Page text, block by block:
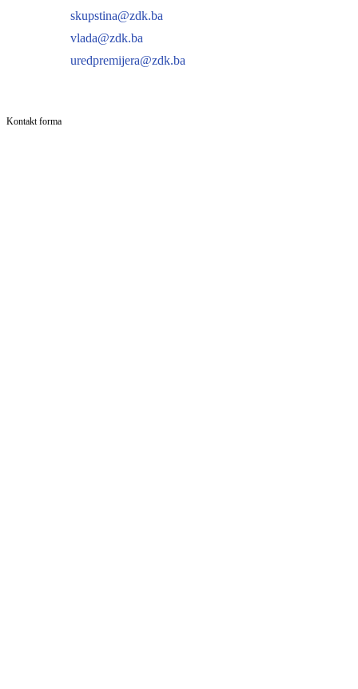
skupstina@zdk.ba
vlada@zdk.ba
uredpremijera@zdk.ba
Kontakt forma